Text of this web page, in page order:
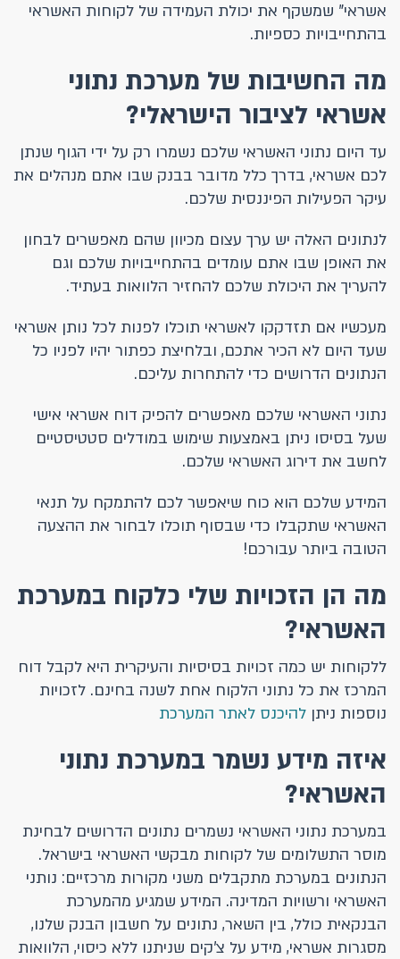
אשראי" שמשקף את יכולת העמידה של לקוחות האשראי
בהתחייבויות כספיות.
מה החשיבות של מערכת נתוני
אשראי לציבור הישראלי?
עד היום נתוני האשראי שלכם נשמרו רק על ידי הגוף שנתן
לכם אשראי, בדרך כלל מדובר בבנק שבו אתם מנהלים את
עיקר הפעילות הפיננסית שלכם.
לנתונים האלה יש ערך עצום מכיוון שהם מאפשרים לבחון
את האופן שבו אתם עומדים בהתחייבויות שלכם וגם
להעריך את היכולת שלכם להחזיר הלוואות בעתיד.
מעכשיו אם תזדקקו לאשראי תוכלו לפנות לכל נותן אשראי
שעד היום לא הכיר אתכם, ובלחיצת כפתור יהיו לפניו כל
הנתונים הדרושים כדי להתחרות עליכם.
נתוני האשראי שלכם מאפשרים להפיק דוח אשראי אישי
שעל בסיסו ניתן באמצעות שימוש במודלים סטטיסטיים
לחשב את דירוג האשראי שלכם.
המידע שלכם הוא כוח שיאפשר לכם להתמקח על תנאי
האשראי שתקבלו כדי שבסוף תוכלו לבחור את ההצעה
הטובה ביותר עבורכם!
מה הן הזכויות שלי כלקוח במערכת
האשראי?
ללקוחות יש כמה זכויות בסיסיות והעיקרית היא לקבל דוח
המרכז את כל נתוני הלקוח אחת לשנה בחינם. לזכויות
נוספות ניתן להיכנס לאתר המערכת
איזה מידע נשמר במערכת נתוני
האשראי?
במערכת נתוני האשראי נשמרים נתונים הדרושים לבחינת
מוסר התשלומים של לקוחות מבקשי האשראי בישראל.
הנתונים במערכת מתקבלים משני מקורות מרכזיים: נותני
האשראי ורשויות המדינה. המידע שמגיע מהמערכת
הבנקאית כולל, בין השאר, נתונים על חשבון הבנק שלנו,
מסגרות אשראי, מידע על צ'קים שניתנו ללא כיסוי, הלוואות